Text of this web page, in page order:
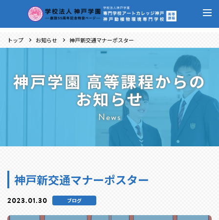
トップ お知らせ 神戸新交通マナーポスター
神戸学園 高等課程からの
お知らせ
News
神戸新交通マナーポスター
2023.01.30 ブログ